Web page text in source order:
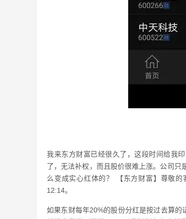
我来东方财富已经很久了，这段时间给我
了，无法补权，而且股价很难上涨。公司只
么变成实心红体的？ 【东方财富】尊敬
12:14。
如果东财每年20%的股份分红是按过去算